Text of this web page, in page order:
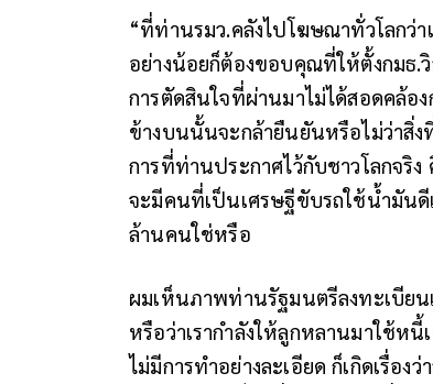
“ที่ท่านรมว.คลังไปโฆษณาทั่วโลกว่
อย่างน้อยก็ต้องขอบคุณที่ให้ตั้งกมธ.
การตัดสินใจที่ผ่านมาไม่ได้สอดคล้อ
ข้างบนนั้นจะกล้ายืนยันหรือไม่ว่าสิ่
การที่ท่านประกาศไว้กับชาวโลกจริ
จะมีคนที่เป็นเศรษฐีขับรถใช้น้ำมันดี
ล้านคนใช่หรือ
ผมเห็นภาพท่านรัฐมนตรีลงทะเบีย
หรือว่าเรากำลังให้ลูกหลานมาใช้ห
ไม่มีการทำอย่างละเอียด ก็เกิดเรื่อ